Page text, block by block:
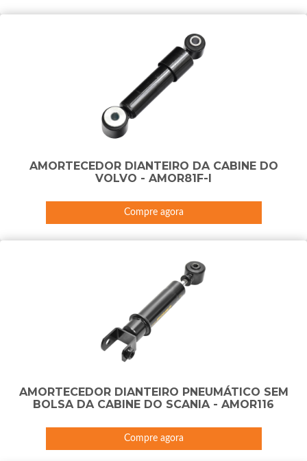
AMORTECEDOR DIANTEIRO DA CABINE DO
VOLVO - AMOR81F-I
Compre agora
AMORTECEDOR DIANTEIRO PNEUMÁTICO SEM
BOLSA DA CABINE DO SCANIA - AMOR116
Compre agora